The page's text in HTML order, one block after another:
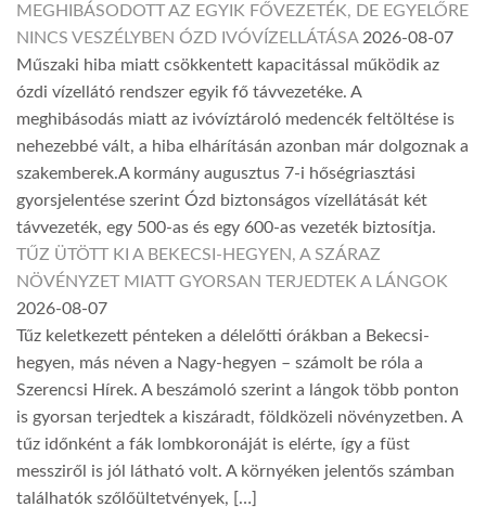
MEGHIBÁSODOTT AZ EGYIK FŐVEZETÉK, DE EGYELŐRE
NINCS VESZÉLYBEN ÓZD IVÓVÍZELLÁTÁSA 2026-08-07
Műszaki hiba miatt csökkentett kapacitással működik az
ózdi vízellátó rendszer egyik fő távvezetéke. A
meghibásodás miatt az ivóvíztároló medencék feltöltése is
nehezebbé vált, a hiba elhárításán azonban már dolgoznak a
szakemberek.A kormány augusztus 7-i hőségriasztási
gyorsjelentése szerint Ózd biztonságos vízellátását két
távvezeték, egy 500-as és egy 600-as vezeték biztosítja.
TŰZ ÜTÖTT KI A BEKECSI-HEGYEN, A SZÁRAZ
NÖVÉNYZET MIATT GYORSAN TERJEDTEK A LÁNGOK
2026-08-07
Tűz keletkezett pénteken a délelőtti órákban a Bekecsi-
hegyen, más néven a Nagy-hegyen – számolt be róla a
Szerencsi Hírek. A beszámoló szerint a lángok több ponton
is gyorsan terjedtek a kiszáradt, földközeli növényzetben. A
tűz időnként a fák lombkoronáját is elérte, így a füst
messziről is jól látható volt. A környéken jelentős számban
találhatók szőlőültetvények, […]